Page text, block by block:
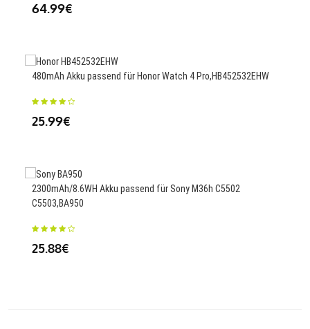
64.99€
480mAh Akku passend für Honor Watch 4 Pro,HB452532EHW
25.99€
2300mAh/8.6WH Akku passend für Sony M36h C5502
C5503,BA950
25.88€